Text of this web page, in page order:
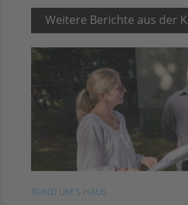
Weitere Berichte aus der
RUND UM'S HAUS